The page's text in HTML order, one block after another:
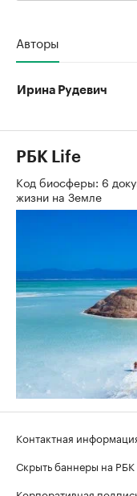
Авторы
Ирина Рудевич
РБК Life
Код биосферы: 6
жизни на Земле
Контактная
Скрыть баннеры на РБК